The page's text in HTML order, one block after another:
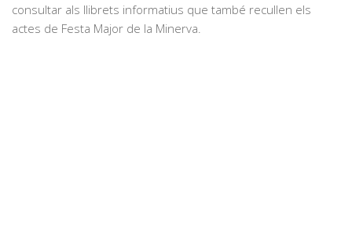
consultar als llibrets informatius que també recullen els
actes de Festa Major de la Minerva.